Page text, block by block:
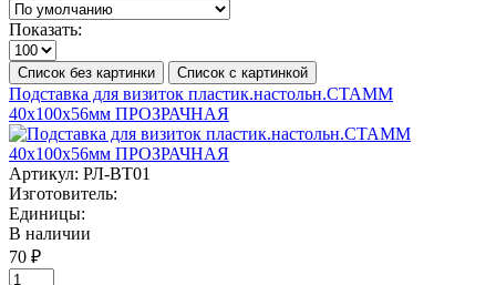
Показать:
Список без картинки Список с картинкой
Подставка для визиток пластик.настольн.СТАММ
40х100х56мм ПРОЗРАЧНАЯ
Артикул: РЛ-ВТ01
Изготовитель:
Единицы:
В наличии
70 ₽